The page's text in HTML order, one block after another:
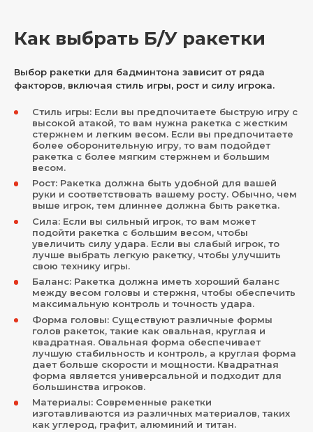
Как выбрать Б/У ракетки
Выбор ракетки для бадминтона зависит от ряда
факторов, включая стиль игры, рост и силу игрока.
Стиль игры: Если вы предпочитаете быструю игру с
высокой атакой, то вам нужна ракетка с жестким
стержнем и легким весом. Если вы предпочитаете
более оборонительную игру, то вам подойдет
ракетка с более мягким стержнем и большим
весом.
Рост: Ракетка должна быть удобной для вашей
руки и соответствовать вашему росту. Обычно, чем
выше игрок, тем длиннее должна быть ракетка.
Сила: Если вы сильный игрок, то вам может
подойти ракетка с большим весом, чтобы
увеличить силу удара. Если вы слабый игрок, то
лучше выбрать легкую ракетку, чтобы улучшить
свою технику игры.
Баланс: Ракетка должна иметь хороший баланс
между весом головы и стержня, чтобы обеспечить
максимальную контроль и точность удара.
Форма головы: Существуют различные формы
голов ракеток, такие как овальная, круглая и
квадратная. Овальная форма обеспечивает
лучшую стабильность и контроль, а круглая форма
дает больше скорости и мощности. Квадратная
форма является универсальной и подходит для
большинства игроков.
Материалы: Современные ракетки
изготавливаются из различных материалов, таких
как углерод, графит, алюминий и титан.